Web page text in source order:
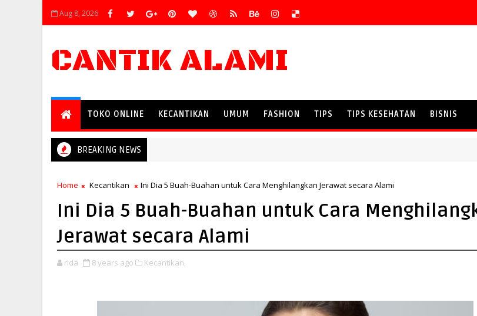
Aug 8, 2026
CANTIK ALAMI
TOKO ONLINE KECANTIKAN UMUM FASHION TIPS TIPS KESEHATAN BISNIS
BREAKING NEWS
Home Kecantikan Ini Dia 5 Buah-Buahan untuk Cara Menghilangkan Jerawat secara Alami
Ini Dia 5 Buah-Buahan untuk Cara
Jerawat secara Alami
rida 8 years ago Kecantikan,